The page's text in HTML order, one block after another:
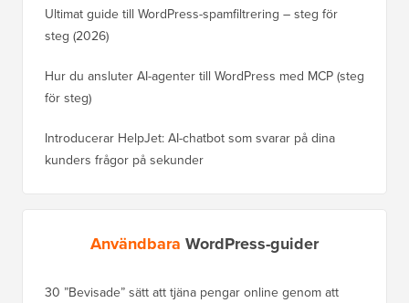
Ultimat guide till WordPress-spamfiltrering – steg för
steg (2026)
Hur du ansluter AI-agenter till WordPress med MCP (steg
för steg)
Introducerar HelpJet: AI-chatbot som svarar på dina
kunders frågor på sekunder
Användbara WordPress-guider
30 ”Bevisade” sätt att tjäna pengar online genom att